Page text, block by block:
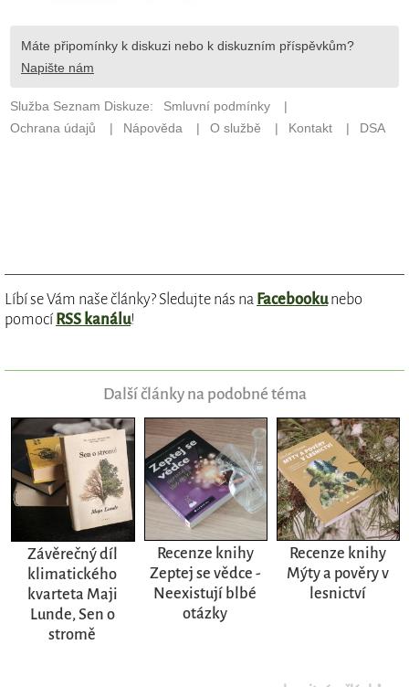
Líbí se Vám naše články? Sledujte nás na Facebookunebo
pomocíRSS kanálu!
Další články na podobné téma
Závěrečný díl
klimatického
kvarteta Maji
Lunde, Sen o
stromě
Recenze knihy
Zeptej se vědce -
Neexistují blbé
otázky
Recenze knihy
Mýty a pověry v
lesnictví